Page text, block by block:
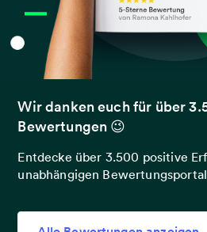
Wir danken euch für über
Bewertungen 😉
Entdecke über 3.500 positive
unabhängigen